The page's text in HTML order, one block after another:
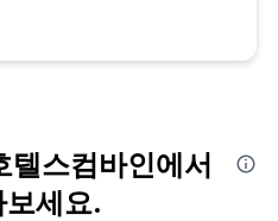
텔스컴바인에서
보세요.